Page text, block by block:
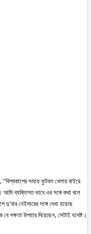
সময়ে ফুটবল খেলার বাইরে
ব্যক্তিগত ভাবে ওর সঙ্গে কথা বলে
নেইমারের সঙ্গে দেখা হয়েছে
দক্ষতা উপহার দিয়েছেন, সেটাই যথেষ্ট।